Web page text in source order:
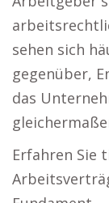
sehen sich
gegenüber,
das
Erfahren Sie